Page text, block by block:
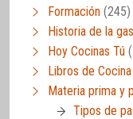
Formación (245)
Historia de la
Hoy Cocinas Tú
Libros de Cocina
Materia prima y
Tipos de